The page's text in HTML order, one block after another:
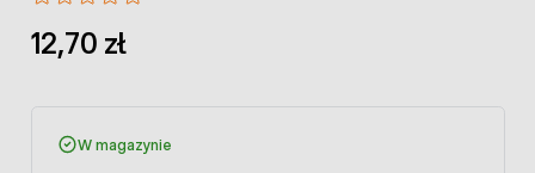
12,70 zł
W magazynie